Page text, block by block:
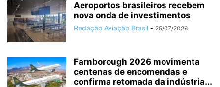
Aeroportos brasileiros recebem
nova onda de investimentos
Redação Aviação Brasil - 25/07/2026
Farnborough 2026 movimenta
centenas de encomendas e
confirma retomada da indústria...